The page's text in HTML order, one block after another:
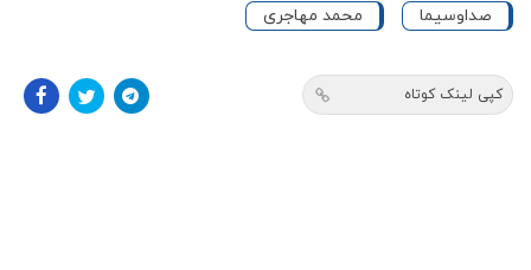
صداوسیما محمد مهاجری
کپی لینک کوتاه